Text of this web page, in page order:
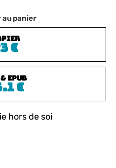
panier
€
EPUB
€
hors de soi